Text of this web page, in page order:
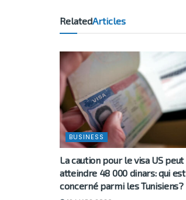
RelatedArticles
BUSINESS
La caution pour le visa US peut
atteindre 48 000 dinars: qui est
concerné parmi les Tunisiens?